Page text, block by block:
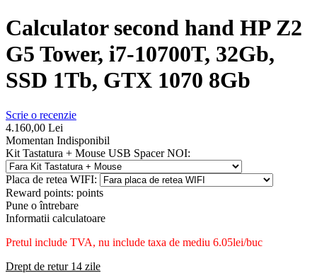
Calculator second hand HP Z2
G5 Tower, i7-10700T, 32Gb,
SSD 1Tb, GTX 1070 8Gb
Scrie o recenzie
4.160,00 Lei
Momentan Indisponibil
Kit Tastatura + Mouse USB Spacer NOI:
Placa de retea WIFI:
Reward points: points
Pune o întrebare
Informatii calculatoare
Pretul include TVA, nu include taxa de mediu 6.05lei/buc
Drept de retur 14 zile